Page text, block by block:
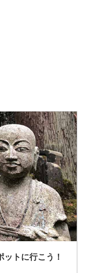
トに行こう！